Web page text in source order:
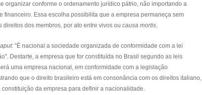
organizar conforme o ordenamento jurídico pátrio, não importando a
Essa escolha possibilita que a empresa permaneça sem
dos membros, por ato entre vivos ou causa mortis.
: "É nacional a sociedade organizada de conformidade com a lei
Destarte, a empresa que for constituída no Brasil segundo as leis
uma empresa nacional, em conformidade com a legislação
que o direito brasileiro está em consonância com os direitos italiano,
da empresa para definir a nacionalidade.